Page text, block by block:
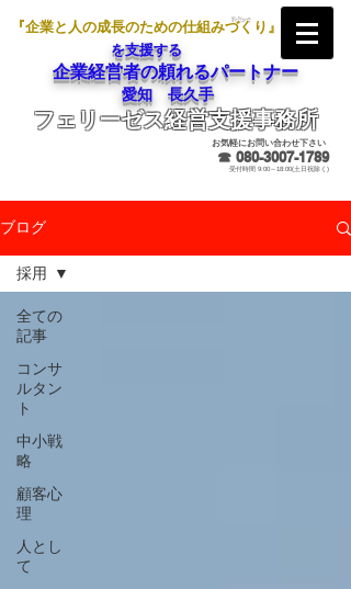
『企業と人の成長のための仕組みづくり』
を支援する
企業経営者の頼れるパートナー
愛知 長久手
フェリーゼス経営支援事務所
お気軽にお問い合わせ下さい
☎ 080-3007-1789
受付時間 9:00～18:00(土日祝除く)
ブログ
全ての
記事
コンサ
ルタン
ト
中小戦
略
顧客心
理
人とし
て
採用